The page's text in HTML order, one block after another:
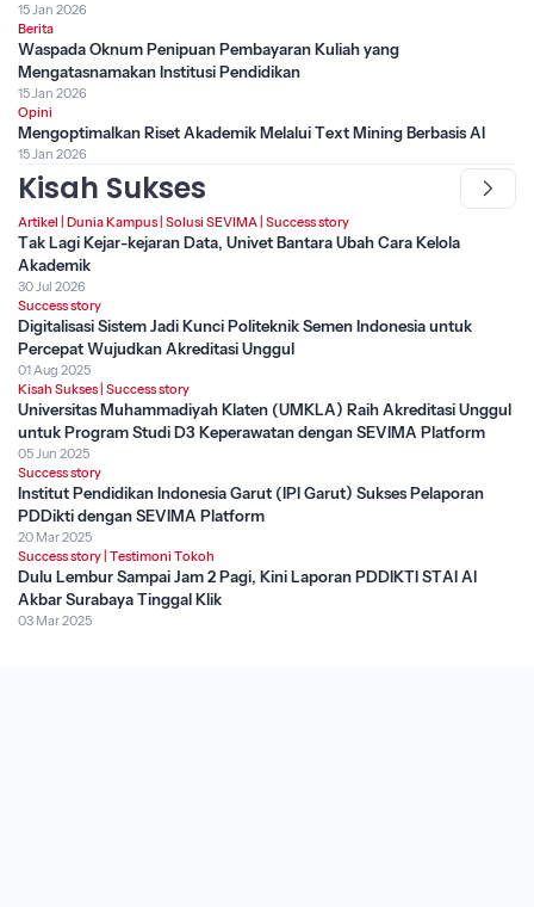
15 Jan 2026
Berita
Waspada Oknum Penipuan Pembayaran Kuliah yang
Mengatasnamakan Institusi Pendidikan
15 Jan 2026
Opini
Mengoptimalkan Riset Akademik Melalui Text Mining Berbasis AI
15 Jan 2026
Kisah Sukses
Artikel Dunia Kampus Solusi SEVIMA Success story
Tak Lagi Kejar-kejaran Data, Univet Bantara Ubah Cara Kelola
Akademik
30 Jul 2026
Success story
Digitalisasi Sistem Jadi Kunci Politeknik Semen Indonesia untuk
Percepat Wujudkan Akreditasi Unggul
01 Aug 2025
Kisah Sukses Success story
Universitas Muhammadiyah Klaten (UMKLA) Raih Akreditasi Unggul
untuk Program Studi D3 Keperawatan dengan SEVIMA Platform
05 Jun 2025
Success story
Institut Pendidikan Indonesia Garut (IPI Garut) Sukses Pelaporan
PDDikti dengan SEVIMA Platform
20 Mar 2025
Success story Testimoni Tokoh
Dulu Lembur Sampai Jam 2 Pagi, Kini Laporan PDDIKTI STAI Al
Akbar Surabaya Tinggal Klik
03 Mar 2025